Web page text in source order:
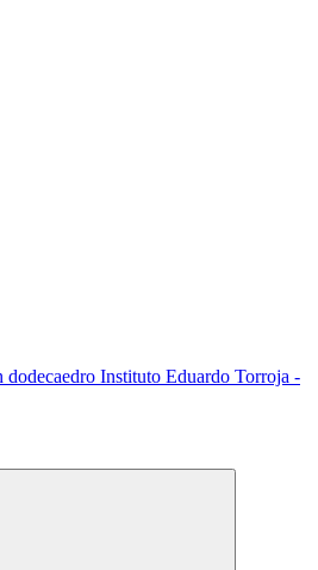
dodecaedro Instituto Eduardo Torroja -